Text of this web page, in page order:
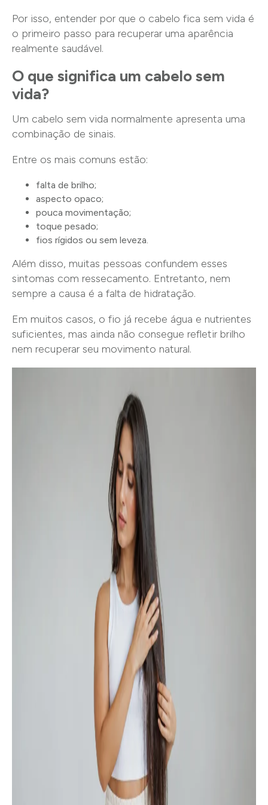
Por isso, entender por que o cabelo fica sem vida é
o primeiro passo para recuperar uma aparência
realmente saudável.
O que significa um cabelo sem
vida?
Um cabelo sem vida normalmente apresenta uma
combinação de sinais.
Entre os mais comuns estão:
falta de brilho;
aspecto opaco;
pouca movimentação;
toque pesado;
fios rígidos ou sem leveza.
Além disso, muitas pessoas confundem esses
sintomas com ressecamento. Entretanto, nem
sempre a causa é a falta de hidratação.
Em muitos casos, o fio já recebe água e nutrientes
suficientes, mas ainda não consegue refletir brilho
nem recuperar seu movimento natural.